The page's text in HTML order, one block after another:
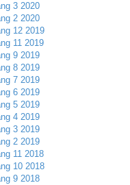
3 2020
2 2020
12 2019
11 2019
9 2019
8 2019
7 2019
6 2019
5 2019
4 2019
3 2019
2 2019
11 2018
10 2018
9 2018